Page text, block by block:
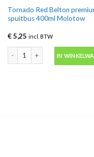
Tornado Red Belton
spuitbus 400ml Molotow
€5,25 incl. BTW
Tornado Red Belton
IN